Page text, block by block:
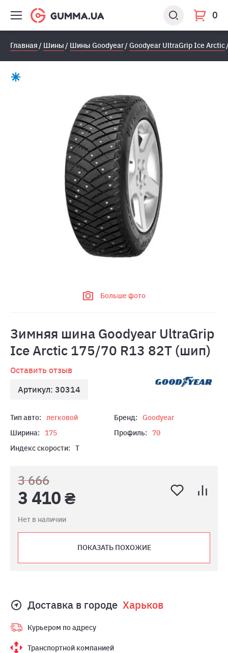
0
Главная Шины Шины Goodyear Goodyear UltraGrip Ice Arctic
Больше фото
Зимняя шина Goodyear UltraGrip
Ice Arctic 175/70 R13 82T (шип)
Оставить отзыв
Артикул: 30314
Тип авто: легковой Бренд:
Goodyear
Ширина:
175 Профиль:
70
Индекс скорости:
T
3 666
3 410 ₴
Нет в наличии
ПОКАЗАТЬ ПОХОЖИЕ
Доставка в городе Харьков
Курьером по адресу
Транспортной компанией